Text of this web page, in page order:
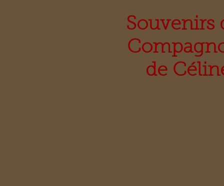
Souvenirs
de